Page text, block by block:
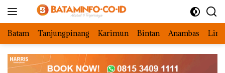
Batam Tanjungpinang Karimun Bintan Anambas